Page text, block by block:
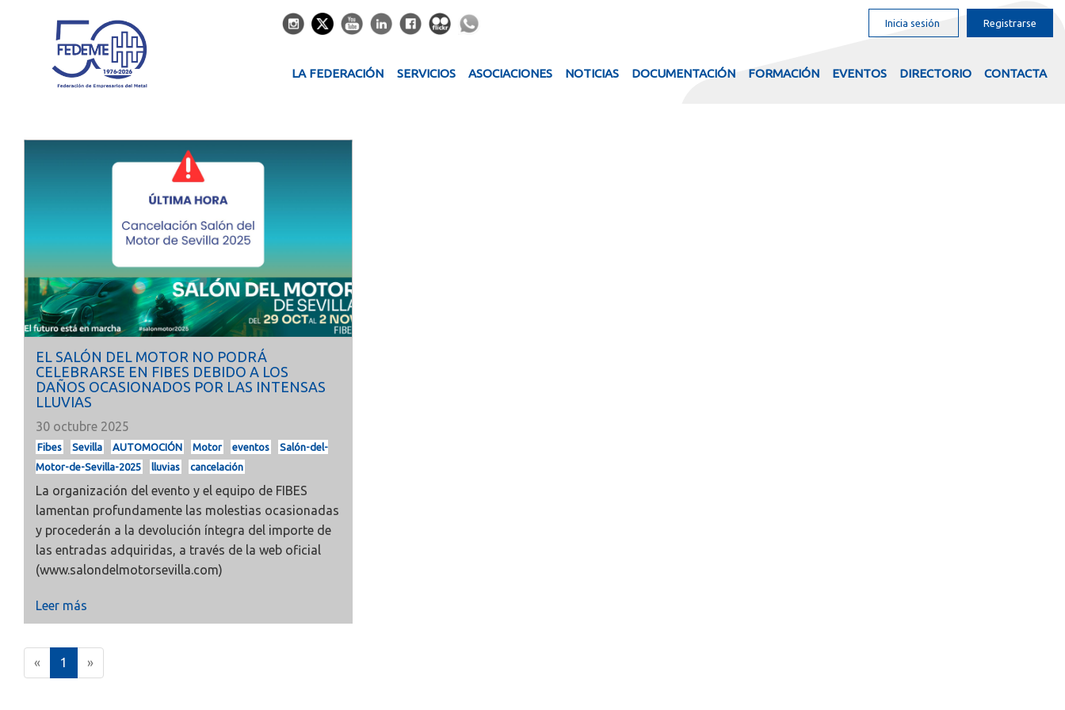
Inicia sesión Registrarse
LA FEDERACIÓN SERVICIOS ASOCIACIONES NOTICIAS DOCUMENTACIÓN FORMACIÓN EVENTOS DIRECTORIO CONTACTA
EL SALÓN DEL MOTOR NO PODRÁ
CELEBRARSE EN FIBES DEBIDO A LOS
DAÑOS OCASIONADOS POR LAS INTENSAS
LLUVIAS
30 octubre 2025
Fibes Sevilla AUTOMOCIÓN Motor eventos
Salón-del-
Motor-de-Sevilla-2025
lluvias cancelación
La organización del evento y el equipo de FIBES
lamentan profundamente las molestias ocasionadas
y procederán a la devolución íntegra del importe de
las entradas adquiridas, a través de la web oficial
(www.salondelmotorsevilla.com)
Leer más
« 1
c
»